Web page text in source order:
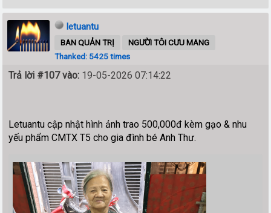
letuantu
BAN QUẢN TRỊ
NGƯỜI TÔI CƯU MANG
Thanked: 5425 times
Trả lời #107 vào: 19-05-2026 07:14:22
Letuantu cập nhật hình ảnh trao 500,000đ kèm gạo & nhu
yếu phẩm CMTX T5 cho gia đình bé Anh Thư.